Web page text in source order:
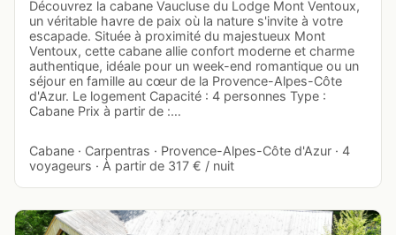
Découvrez la cabane Vaucluse du Lodge Mont Ventoux,
un véritable havre de paix où la nature s'invite à votre
escapade. Située à proximité du majestueux Mont
Ventoux, cette cabane allie confort moderne et charme
authentique, idéale pour un week-end romantique ou un
séjour en famille au cœur de la Provence-Alpes-Côte
d'Azur. Le logement Capacité : 4 personnes Type :
Cabane Prix à partir de :…
Cabane · Carpentras · Provence-Alpes-Côte d'Azur · 4
voyageurs · À partir de 317 € / nuit